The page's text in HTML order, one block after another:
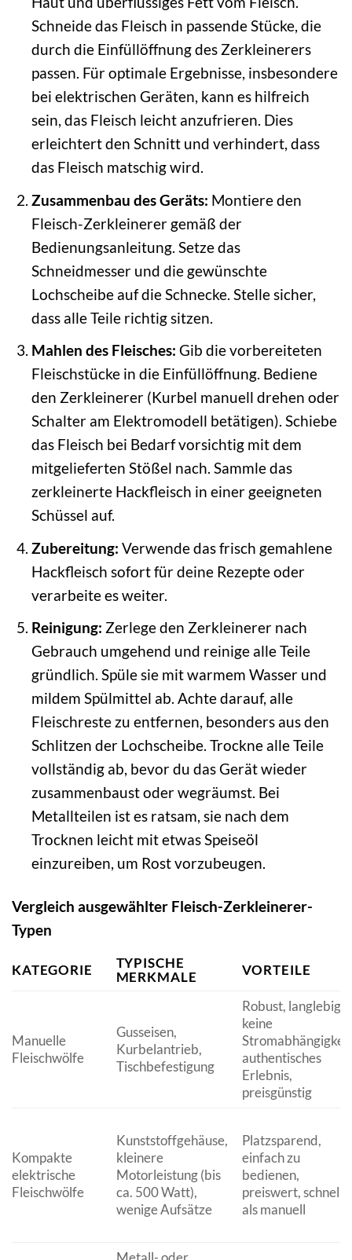
Schneide das Fleisch in passende Stücke, die
durch die Einfüllöffnung des Zerkleinerers
passen. Für optimale Ergebnisse, insbesondere
bei elektrischen Geräten, kann es hilfreich
sein, das Fleisch leicht anzufrieren. Dies
erleichtert den Schnitt und verhindert, dass
das Fleisch matschig wird.
Zusammenbau des Geräts: Montiere den
Fleisch-Zerkleinerer gemäß der
Bedienungsanleitung. Setze das
Schneidmesser und die gewünschte
Lochscheibe auf die Schnecke. Stelle sicher,
dass alle Teile richtig sitzen.
Mahlen des Fleisches: Gib die vorbereiteten
Fleischstücke in die Einfüllöffnung. Bediene
den Zerkleinerer (Kurbel manuell drehen oder
Schalter am Elektromodell betätigen). Schiebe
das Fleisch bei Bedarf vorsichtig mit dem
mitgelieferten Stößel nach. Sammle das
zerkleinerte Hackfleisch in einer geeigneten
Schüssel auf.
Zubereitung: Verwende das frisch gemahlene
Hackfleisch sofort für deine Rezepte oder
verarbeite es weiter.
Reinigung: Zerlege den Zerkleinerer nach
Gebrauch umgehend und reinige alle Teile
gründlich. Spüle sie mit warmem Wasser und
mildem Spülmittel ab. Achte darauf, alle
Fleischreste zu entfernen, besonders aus den
Schlitzen der Lochscheibe. Trockne alle Teile
vollständig ab, bevor du das Gerät wieder
zusammenbaust oder wegräumst. Bei
Metallteilen ist es ratsam, sie nach dem
Trocknen leicht mit etwas Speiseöl
einzureiben, um Rost vorzubeugen.
Vergleich ausgewählter Fleisch-Zerkleinerer-
Typen
KATEGORIE
TYPISCHE
MERKMALE
VORTEILE
Manuelle
Fleischwölfe
Gusseisen,
Kurbelantrieb,
Tischbefestigung
Robust, langlebig,
keine
authentisches
Erlebnis,
preisgünstig
Kompakte
elektrische
Fleischwölfe
Kunststoffgehäuse,
kleinere
Motorleistung (bis
ca. 500 Watt),
wenige Aufsätze
Platzsparend,
einfach zu
bedienen,
preiswert,
als manuell